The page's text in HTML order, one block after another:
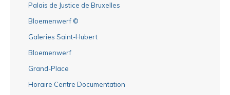
Palais de Justice de Bruxelles
Bloemenwerf ©
Galeries Saint-Hubert
Bloemenwerf
Grand-Place
Horaire Centre Documentation